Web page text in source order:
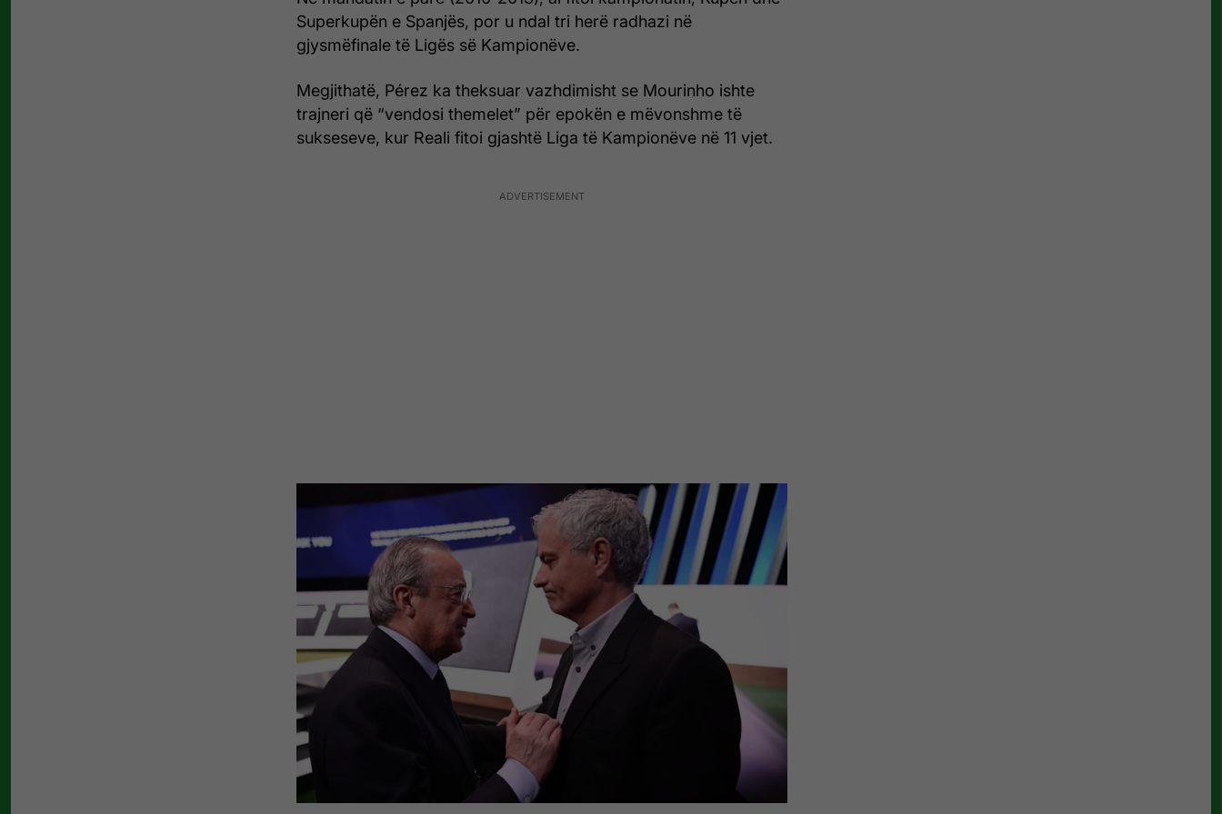
Superkupën e Spanjës, por u ndal tri herë radhazi në
gjysmëfinale të Ligës së Kampionëve.
Megjithatë, Pérez ka theksuar vazhdimisht se Mourinho ishte
trajneri që “vendosi themelet” për epokën e mëvonshme të
sukseseve, kur Reali fitoi gjashtë Liga të Kampionëve në 11 vjet.